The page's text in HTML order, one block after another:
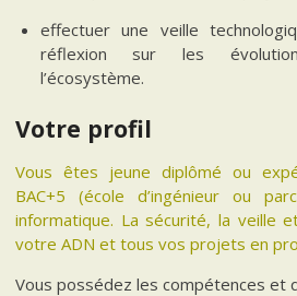
effectuer une veille
réflexion sur les
l’écosystème.
Votre profil
Vous êtes jeune diplômé ou
BAC+5 (école d’ingénieur ou
informatique. La sécurité, la veille
votre ADN et tous vos projets en
Vous possédez les compétences et